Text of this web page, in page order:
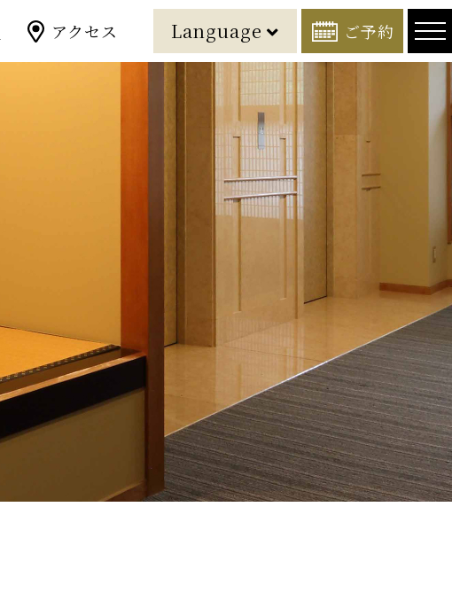
アクセス Language ご予約